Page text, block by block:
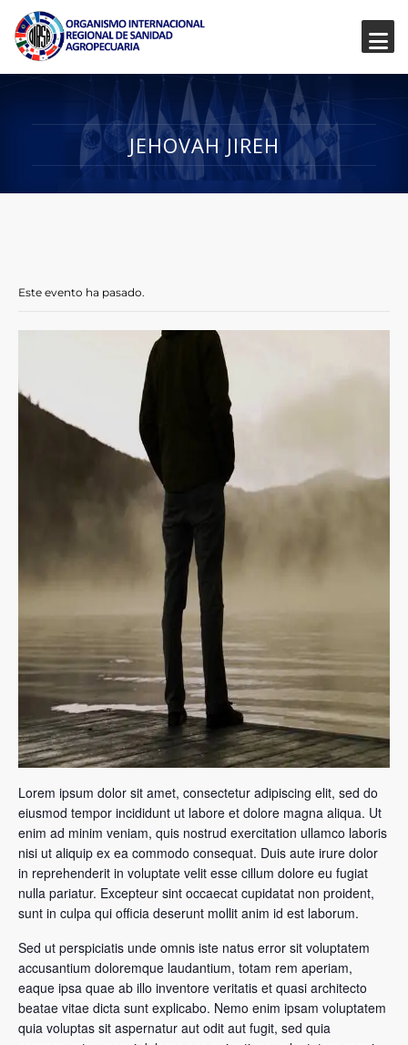
JEHOVAH JIREH
Este evento ha pasado.
Lorem ipsum dolor sit amet, consectetur adipiscing elit, sed do
eiusmod tempor incididunt ut labore et dolore magna aliqua. Ut
enim ad minim veniam, quis nostrud exercitation ullamco laboris
nisi ut aliquip ex ea commodo consequat. Duis aute irure dolor
in reprehenderit in voluptate velit esse cillum dolore eu fugiat
nulla pariatur. Excepteur sint occaecat cupidatat non proident,
sunt in culpa qui officia deserunt mollit anim id est laborum.
Sed ut perspiciatis unde omnis iste natus error sit voluptatem
accusantium doloremque laudantium, totam rem aperiam,
eaque ipsa quae ab illo inventore veritatis et quasi architecto
beatae vitae dicta sunt explicabo. Nemo enim ipsam voluptatem
quia voluptas sit aspernatur aut odit aut fugit, sed quia